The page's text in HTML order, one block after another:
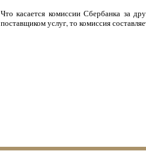
Что касается комиссии Сбербанка за
поставщиком услуг, то комиссия